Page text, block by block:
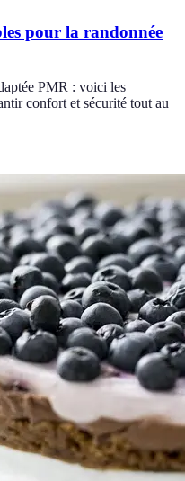
pour la randonnée
PMR : voici les
confort et sécurité tout au